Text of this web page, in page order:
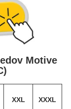
Motive
XXL XXXL